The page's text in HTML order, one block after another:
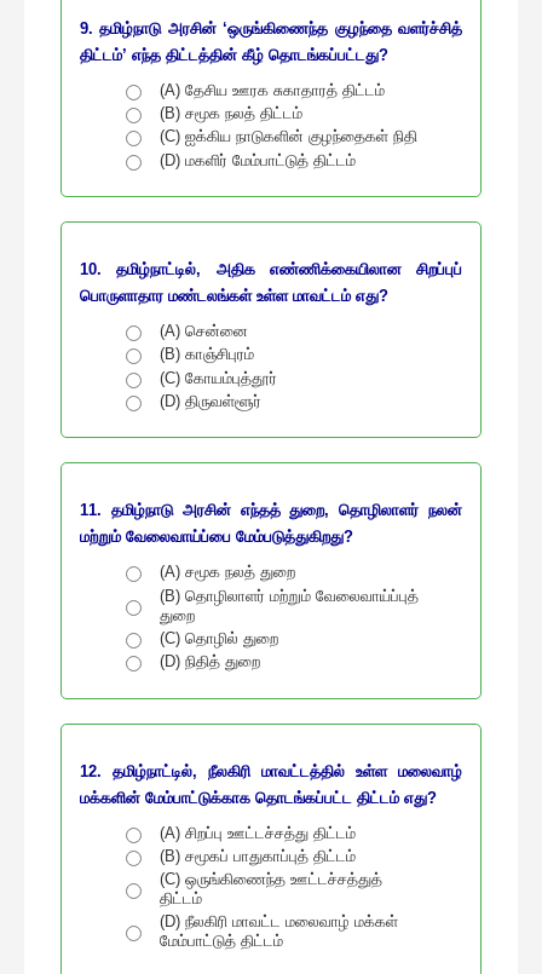
9. தமிழ்நாடு அரசின் ‘ஒருங்கிணைந்த குழந்தை வளர்ச்சித்
திட்டம்’ எந்த திட்டத்தின் கீழ் தொடங்கப்பட்டது?
(A) தேசிய ஊரக சுகாதாரத் திட்டம்
(B) சமூக நலத் திட்டம்
(C) ஐக்கிய நாடுகளின் குழந்தைகள் நிதி
(D) மகளிர் மேம்பாட்டுத் திட்டம்
10. தமிழ்நாட்டில், அதிக எண்ணிக்கையிலான சிறப்புப்
பொருளாதார மண்டலங்கள் உள்ள மாவட்டம் எது?
(A) சென்னை
(B) காஞ்சிபுரம்
(C) கோயம்புத்தூர்
(D) திருவள்ளூர்
11. தமிழ்நாடு அரசின் எந்தத் துறை, தொழிலாளர் நலன்
மற்றும் வேலைவாய்ப்பை மேம்படுத்துகிறது?
(A) சமூக நலத் துறை
(B) தொழிலாளர் மற்றும் வேலைவாய்ப்புத்
துறை
(C) தொழில் துறை
(D) நிதித் துறை
12. தமிழ்நாட்டில், நீலகிரி மாவட்டத்தில் உள்ள மலைவாழ்
மக்களின் மேம்பாட்டுக்காக தொடங்கப்பட்ட திட்டம் எது?
(A) சிறப்பு ஊட்டச்சத்து திட்டம்
(B) சமூகப் பாதுகாப்புத் திட்டம்
(C) ஒருங்கிணைந்த ஊட்டச்சத்துத்
திட்டம்
(D) நீலகிரி மாவட்ட மலைவாழ் மக்கள்
மேம்பாட்டுத் திட்டம்